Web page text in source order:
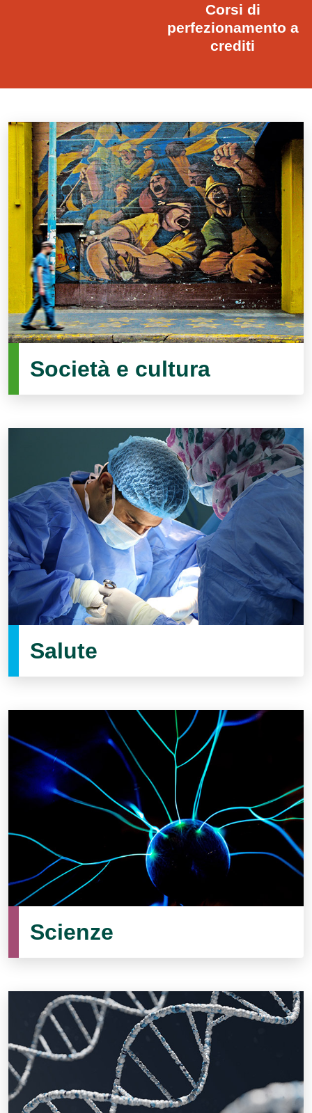
Corsi di
perfezionamento a
crediti
Società e cultura
Salute
Scienze